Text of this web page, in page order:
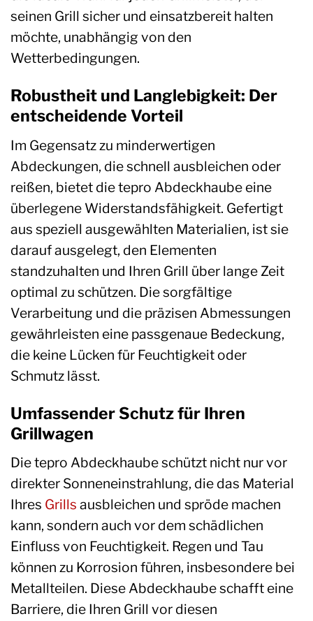
seinen Grill sicher und einsatzbereit halten
möchte, unabhängig von den
Wetterbedingungen.
Robustheit und Langlebigkeit: Der
entscheidende Vorteil
Im Gegensatz zu minderwertigen
Abdeckungen, die schnell ausbleichen oder
reißen, bietet die tepro Abdeckhaube eine
überlegene Widerstandsfähigkeit. Gefertigt
aus speziell ausgewählten Materialien, ist sie
darauf ausgelegt, den Elementen
standzuhalten und Ihren Grill über lange Zeit
optimal zu schützen. Die sorgfältige
Verarbeitung und die präzisen Abmessungen
gewährleisten eine passgenaue Bedeckung,
die keine Lücken für Feuchtigkeit oder
Schmutz lässt.
Umfassender Schutz für Ihren
Grillwagen
Die tepro Abdeckhaube schützt nicht nur vor
direkter Sonneneinstrahlung, die das Material
Ihres Grills ausbleichen und spröde machen
kann, sondern auch vor dem schädlichen
Einfluss von Feuchtigkeit. Regen und Tau
können zu Korrosion führen, insbesondere bei
Metallteilen. Diese Abdeckhaube schafft eine
Barriere, die Ihren Grill vor diesen